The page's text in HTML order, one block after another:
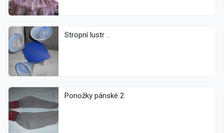
Stropní lustr ..
Ponožky pánské 2